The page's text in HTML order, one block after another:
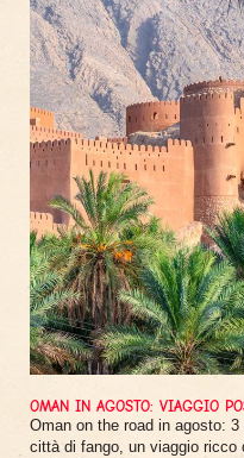
OMAN IN AGOSTO: VIAGGIO
Oman on the road in agosto:
città di fango, un viaggio ricco